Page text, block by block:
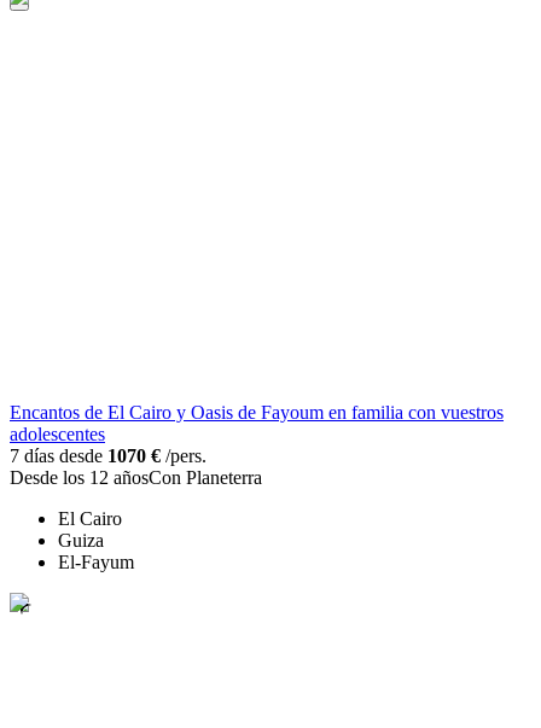
Encantos de El Cairo y Oasis de Fayoum en familia con vuestros
adolescentes
7 días desde 1070 € /pers.
Desde los 12 añosCon Planeterra
El Cairo
Guiza
El-Fayum